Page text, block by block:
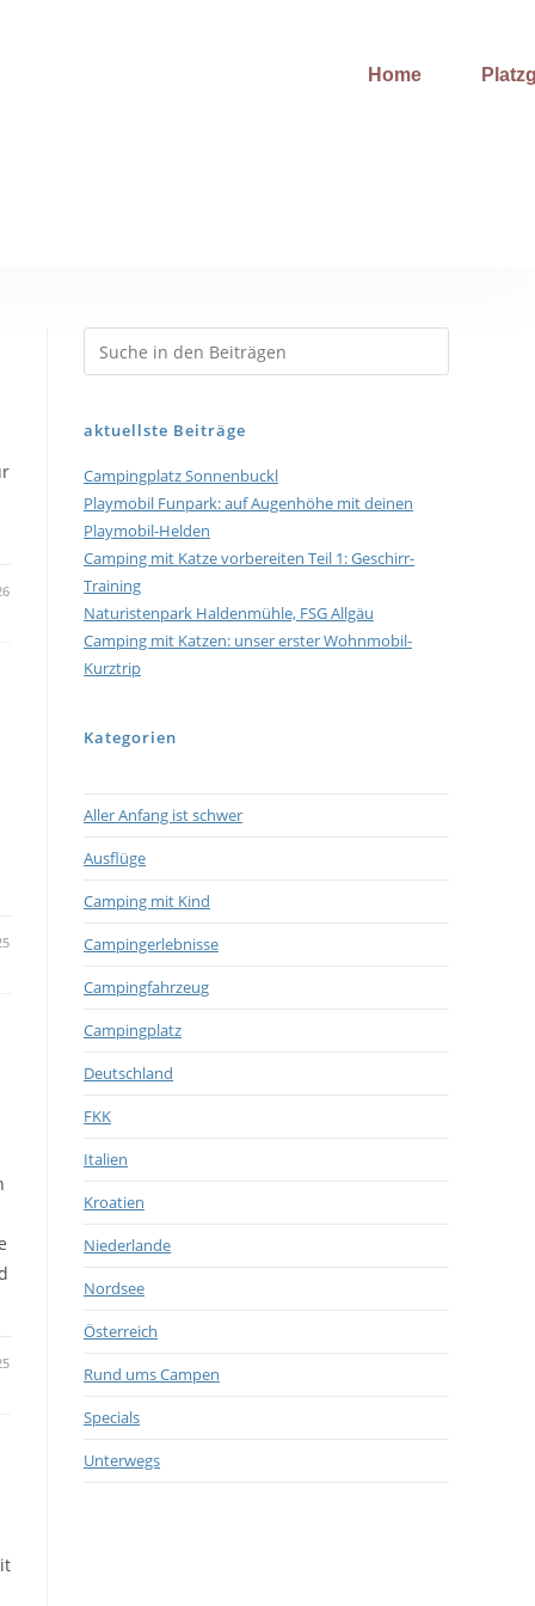
Home
aktuellste Beiträge
Campingplatz Sonnenbuckl
Playmobil Funpark: auf Augenhöhe mit deinen
Playmobil-Helden
Camping mit Katze vorbereiten Teil 1: Geschirr-
Training
Naturistenpark Haldenmühle, FSG Allgäu
Camping mit Katzen: unser erster Wohnmobil-
Kurztrip
Kategorien
Aller Anfang ist schwer
Ausflüge
Camping mit Kind
Campingerlebnisse
Campingfahrzeug
Campingplatz
Deutschland
FKK
Italien
Kroatien
Niederlande
Nordsee
Österreich
Rund ums Campen
Specials
Unterwegs